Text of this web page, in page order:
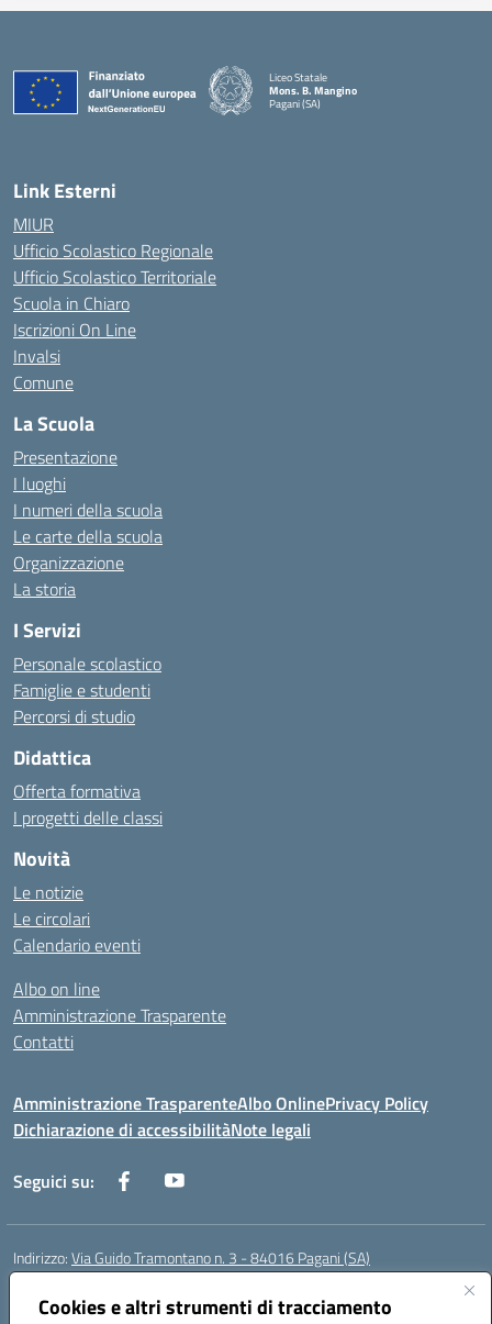
Cookies e altri strumenti di tracciamento
Liceo Statale
Mons. B. Mangino
Pagani (SA)
— Visita la pagina iniziale della scuola
Link Esterni
MIUR
Ufficio Scolastico Regionale
Ufficio Scolastico Territoriale
Scuola in Chiaro
Iscrizioni On Line
Invalsi
Comune
La Scuola
Presentazione
I luoghi
I numeri della scuola
Le carte della scuola
Organizzazione
La storia
I Servizi
Personale scolastico
Famiglie e studenti
Percorsi di studio
Didattica
Offerta formativa
I progetti delle classi
Novità
Le notizie
Le circolari
Calendario eventi
Albo on line
Amministrazione Trasparente
Contatti
Amministrazione TrasparenteAlbo OnlinePrivacy Policy
Dichiarazione di accessibilitàNote legali
Seguici su:
Indirizzo:Via Guido Tramontano n. 3 - 84016 Pagani (SA)
Centralino:
Posta elettronica certificata (PEC):saps08000t@pec.istruzione.it